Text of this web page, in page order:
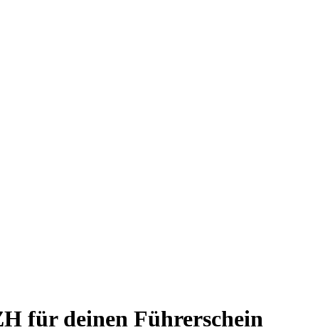
für deinen Führerschein